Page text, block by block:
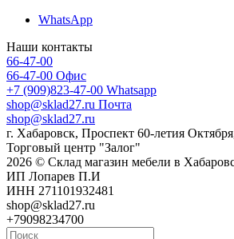
WhatsApp
Наши контакты
66-47-00
66-47-00 Офис
+7 (909)823-47-00 Whatsapp
shop@sklad27.ru Почта
shop@sklad27.ru
г. Хабаровск, Проспект 60-летия
Торговый центр "Залог"
2026 © Склад магазин мебели в
ИП Лопарев П.И
ИНН 271101932481
shop@sklad27.ru
+79098234700